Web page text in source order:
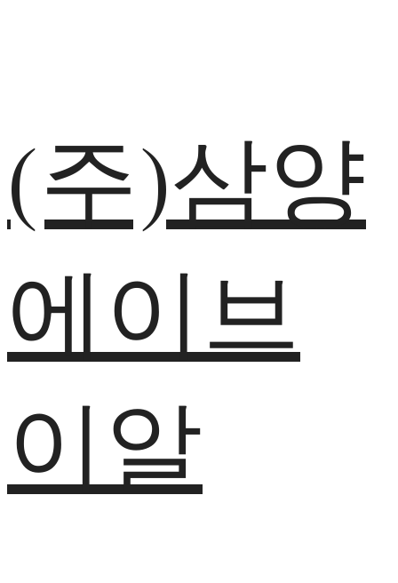
(주)삼양
에이브
이알